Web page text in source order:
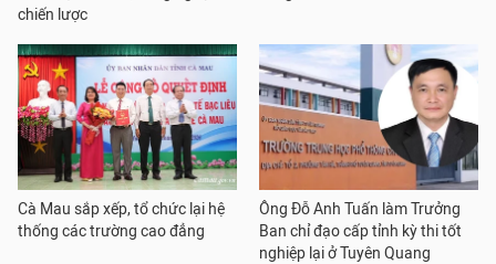
chiến lược
Cà Mau sắp xếp, tổ chức lại hệ
thống các trường cao đẳng
Ông Đỗ Anh Tuấn làm Trưởng
Ban chỉ đạo cấp tỉnh kỳ thi tốt
nghiệp lại ở Tuyên Quang